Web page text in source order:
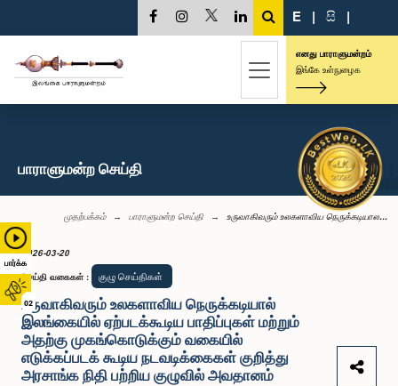
பார்க்க
02
E | සි |
எனது பாராளுமன்றம்
இங்கே உள்நுழைக
பாராளுமன்ற செய்தி
முதற்பக்கம் பாராளுமன்ற செய்தி உருவாகிவரும் உலகளாவிய நெருக்கடியால...
2026-03-20
செய்தி வகைகள் : குழு செய்திகள்
உருவாகிவரும் உலகளாவிய நெருக்கடியால்
இலங்கையில் ஏற்படக்கூடிய பாதிப்புகள் மற்றும்
அதற்கு முகங்கொடுக்கும் வகையில்
எடுக்கப்படக் கூடிய நடவடிக்கைகள் குறித்து
அரசாங்க நிதி பற்றிய குழுவில் அவதானம்